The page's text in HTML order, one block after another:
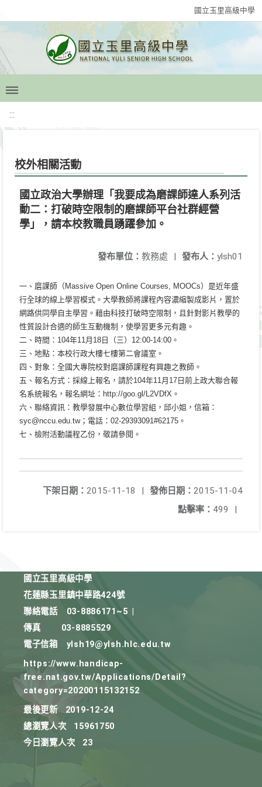
國立玉里高級中學
:::
校外相關活動
國立政治大學辦理「我要成為磨課師達人系列活
動二：打破時空限制的磨課師平台社群經營
學」，請本校教職員踴躍參加。
發布人： ylsh01
發布單位： 教務處 |
一、磨課師（Massive Open Online Courses, MOOCs）是近年盛
行全球的線上學習模式。大學教師將課程內容濃縮製成影片，置於
網路供同學自主學習。藉由科技打破時空限制，且針對影片教學的
性質設計合適的師生互動機制，使學習更多元有趣。
二、時間：104年11月18日（三）12:00-14:00。
三、地點：本校行政大樓七樓第二會議室。
四、對象：全國大專院校對磨課師課程有興趣之教師。
五、報名方式：採線上報名，請於104年11月17日前上政大聯合報
名系統報名，報名網址：http://goo.gl/L2VDfX。
六、聯絡資訊：教學發展中心數位學習組，邱小姐，信箱：
syc@nccu.edu.tw；電話：02-29393091#62175。
七、檢附活動議程乙份，敬請參閱。
發佈日期： 2015-11-04
下架日期： 2015-11-18
|
點擊率： 499 |
國立玉里高級中學
花蓮縣玉里鎮中華路424號
聯絡電話
03-8886171~5
傳真
03-8885529
電子信箱
ylsh19@ylsh.hlc.edu.tw
https://www.handicap-
free.nat.gov.tw/Applications/Detail?
category=20200115132152
最後更新
2019-12-24
總瀏覽人次
15961750
今日瀏覽人次
23